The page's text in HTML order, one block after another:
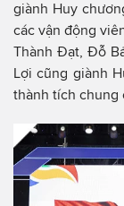
giành Huy
các vận động
Thành Đạt, Đỗ
Lợi cũng giành
thành tích chung